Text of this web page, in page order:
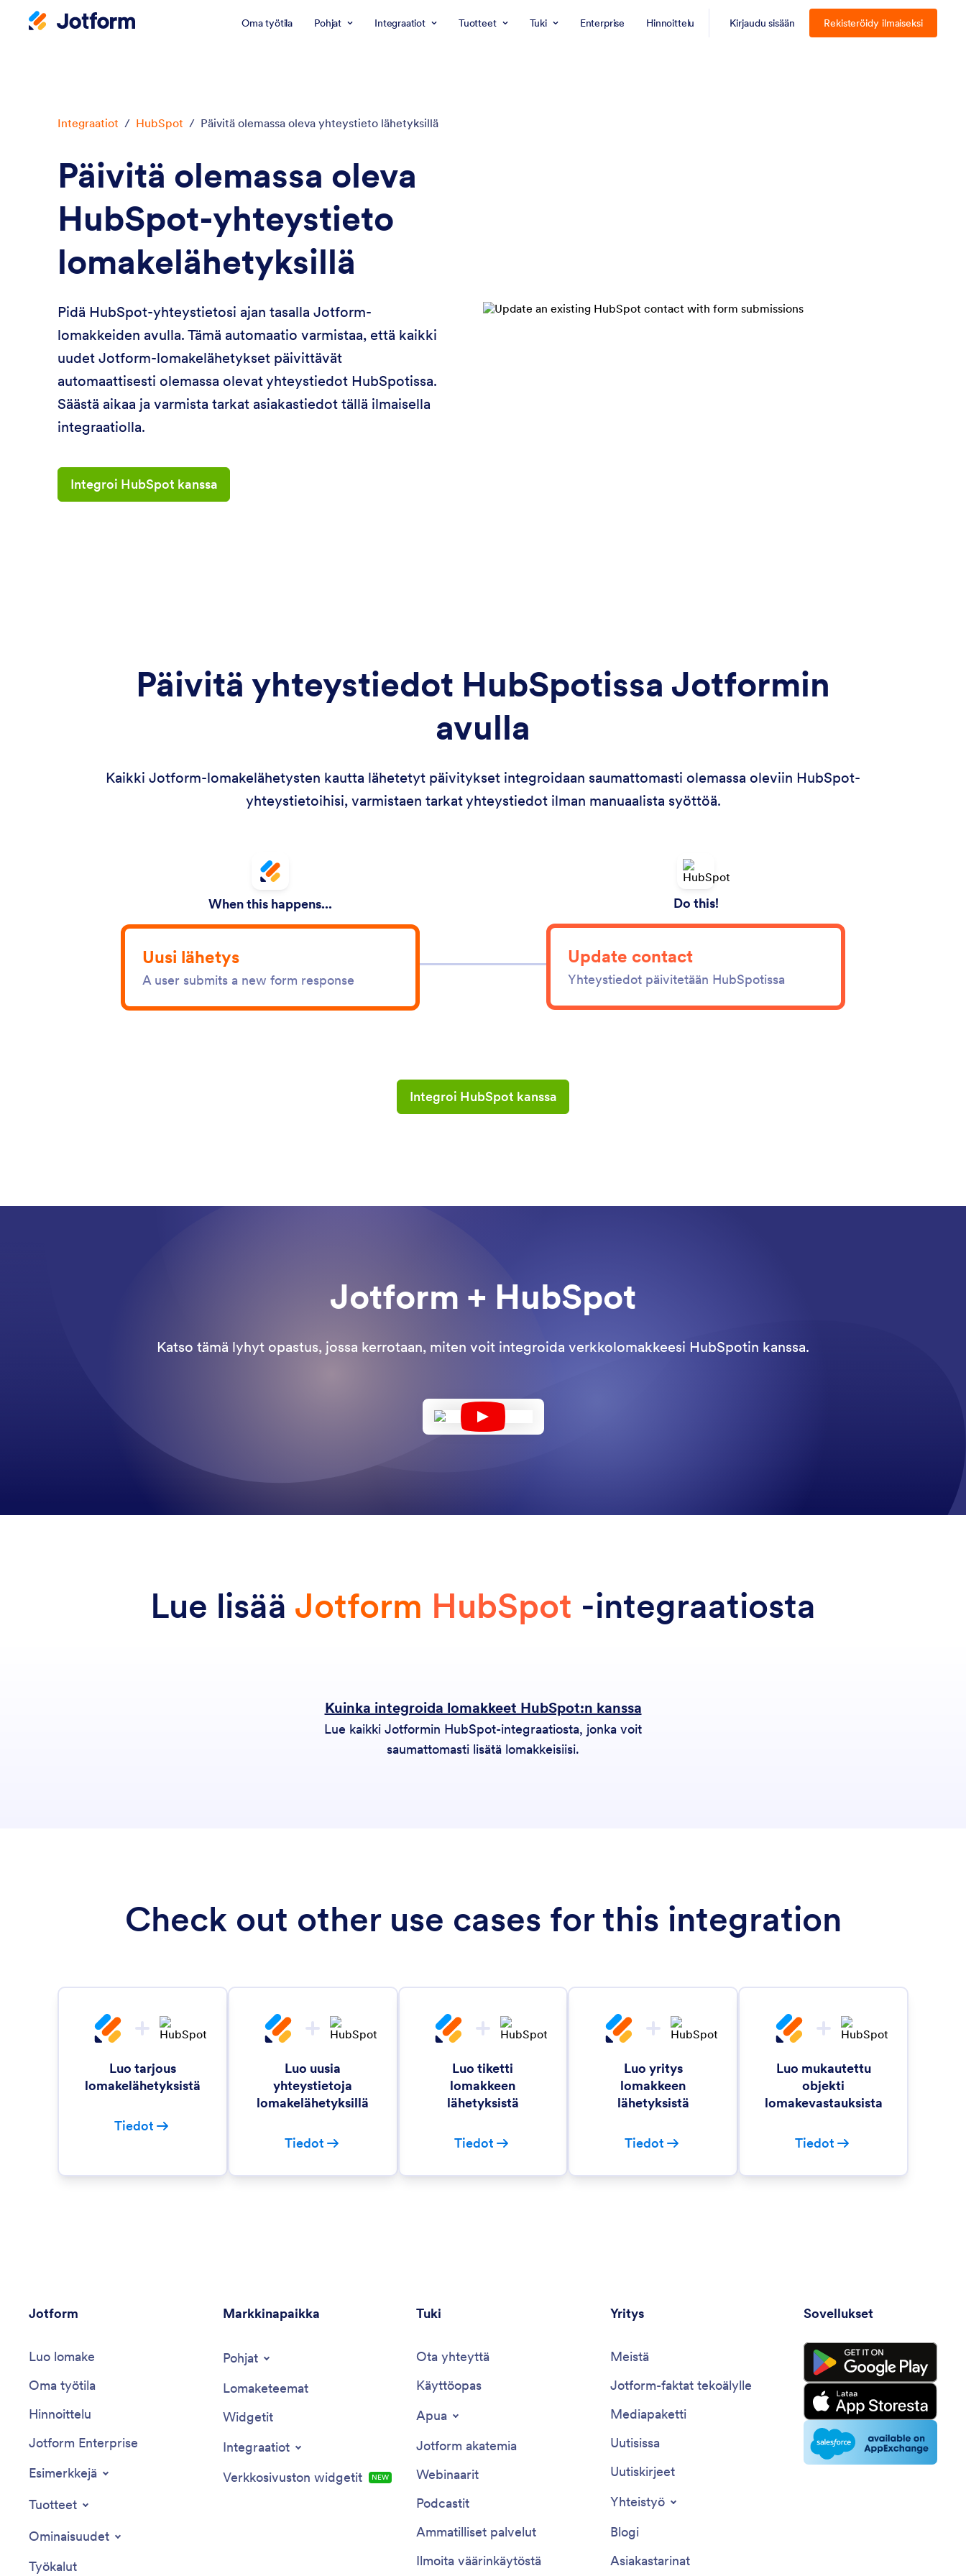
Oma työtila Pohjat Integraatiot Tuotteet Tuki Enterprise Hinnoittelu Kirjaudu sisään Rekisteröidy ilmaiseksi
Integraatiot / HubSpot / Päivitä olemassa oleva yhteystieto lähetyksillä
Päivitä olemassa oleva
HubSpot-yhteystieto
lomakelähetyksillä
Pidä HubSpot-yhteystietosi ajan tasalla Jotform-
lomakkeiden avulla. Tämä automaatio varmistaa, että kaikki
uudet Jotform-lomakelähetykset päivittävät
automaattisesti olemassa olevat yhteystiedot HubSpotissa.
Säästä aikaa ja varmista tarkat asiakastiedot tällä ilmaisella
integraatiolla.
Integroi HubSpot kanssa
Päivitä yhteystiedot HubSpotissa Jotformin
avulla
Kaikki Jotform-lomakelähetysten kautta lähetetyt päivitykset integroidaan saumattomasti olemassa oleviin HubSpot-
yhteystietoihisi, varmistaen tarkat yhteystiedot ilman manuaalista syöttöä.
When this happens...
Uusi lähetys
A user submits a new form response
Do this!
Update contact
Yhteystiedot päivitetään HubSpotissa
Integroi HubSpot kanssa
Jotform + HubSpot
Katso tämä lyhyt opastus, jossa kerrotaan, miten voit integroida verkkolomakkeesi HubSpotin kanssa.
Lue lisää Jotform HubSpot -integraatiosta
Kuinka integroida lomakkeet HubSpot:n kanssa
Lue kaikki Jotformin HubSpot-integraatiosta, jonka voit
saumattomasti lisätä lomakkeisiisi.
Check out other use cases for this integration
Luo tarjous
lomakelähetyksistä
Tiedot
Luo uusia
yhteystietoja
lomakelähetyksillä
Tiedot
Luo tiketti
lomakkeen
lähetyksistä
Tiedot
Luo yritys
lomakkeen
lähetyksistä
Tiedot
Luo mukautettu
objekti
lomakevastauksista
Tiedot
Jotform
Luo lomake
Oma työtila
Hinnoittelu
Jotform Enterprise
Esimerkkejä
Tuotteet
Ominaisuudet
Työkalut
Markkinapaikka
Pohjat
Lomaketeemat
Widgetit
Integraatiot
Verkkosivuston widgetit
NEW
Tuki
Ota yhteyttä
Käyttöopas
Apua
Jotform akatemia
Webinaarit
Podcastit
Ammatilliset palvelut
Ilmoita väärinkäytöstä
Yritys
Meistä
Jotform-faktat tekoälylle
Mediapaketti
Uutisissa
Uutiskirjeet
Yhteistyö
Blogi
Asiakastarinat
Sovellukset